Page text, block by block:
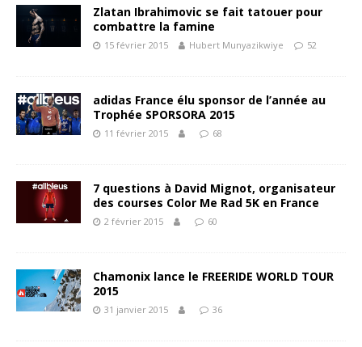
Zlatan Ibrahimovic se fait tatouer pour
combattre la famine
15 février 2015 Hubert Munyazikwiye 52
adidas France élu sponsor de l’année au
Trophée SPORSORA 2015
11 février 2015 68
7 questions à David Mignot, organisateur
des courses Color Me Rad 5K en France
2 février 2015 60
Chamonix lance le FREERIDE WORLD TOUR
2015
31 janvier 2015 36